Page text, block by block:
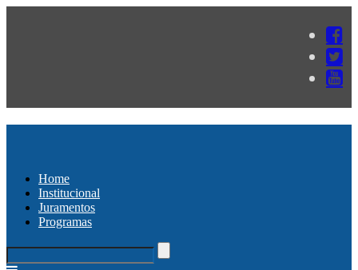
Home
Institucional
Juramentos
Programas